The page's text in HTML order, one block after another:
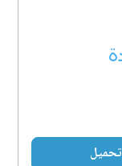
تحميل